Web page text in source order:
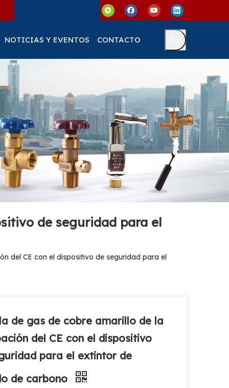
NOTICIAS Y EVENTOS CONTACTO
de seguridad para el
del CE con el dispositivo de seguridad para el
de gas de cobre amarillo de la
del CE con el dispositivo
para el extintor de
de carbono